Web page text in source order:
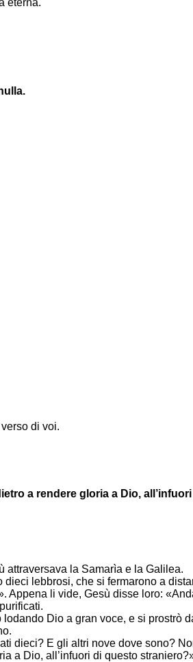
di voi.
a rendere gloria a Dio,
attraversava la Samarìa e la Galilea.
lebbrosi, che si fermarono a
Appena li vide, Gesù disse loro:
Dio a gran voce, e si prostrò
dieci? E gli altri nove dove sono?
a Dio, all’infuori di questo